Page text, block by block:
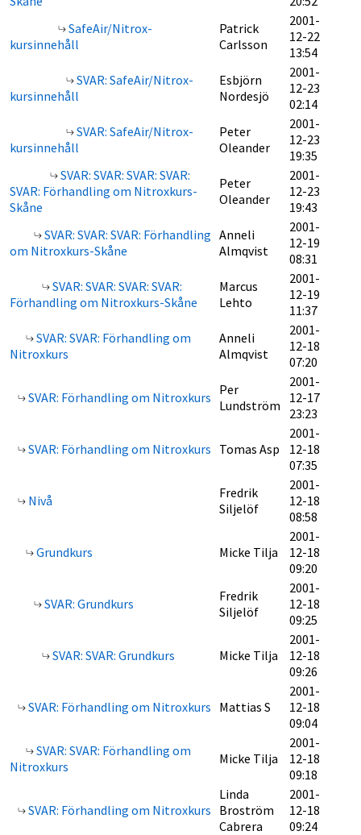
SafeAir/Nitrox-
kursinnehåll
Patrick
Carlsson
2001-
12-22
13:54
SVAR: SafeAir/Nitrox-
kursinnehåll
Esbjörn
Nordesjö
2001-
12-23
02:14
SVAR: SafeAir/Nitrox-
kursinnehåll
Peter
Oleander
2001-
12-23
19:35
SVAR: SVAR: SVAR: SVAR:
SVAR: Förhandling om Nitroxkurs-
Skåne
Peter
Oleander
2001-
12-23
19:43
SVAR: SVAR: SVAR: Förhandling
om Nitroxkurs-Skåne
Anneli
Almqvist
2001-
12-19
08:31
SVAR: SVAR: SVAR: SVAR:
Förhandling om Nitroxkurs-Skåne
Marcus
Lehto
2001-
12-19
11:37
SVAR: SVAR: Förhandling om
Nitroxkurs
Anneli
Almqvist
2001-
12-18
07:20
SVAR: Förhandling om Nitroxkurs Per
Lundström
2001-
12-17
23:23
SVAR: Förhandling om Nitroxkurs Tomas Asp
2001-
12-18
07:35
Nivå
Fredrik
Siljelöf
2001-
12-18
08:58
Grundkurs Micke Tilja
2001-
12-18
09:20
SVAR: Grundkurs
Fredrik
Siljelöf
2001-
12-18
09:25
SVAR: SVAR: Grundkurs Micke Tilja
2001-
12-18
09:26
SVAR: Förhandling om Nitroxkurs Mattias S
2001-
12-18
09:04
SVAR: SVAR: Förhandling om
Nitroxkurs
Micke Tilja
2001-
12-18
09:18
SVAR: Förhandling om Nitroxkurs
Linda
Broström
Cabrera
2001-
12-18
09:24